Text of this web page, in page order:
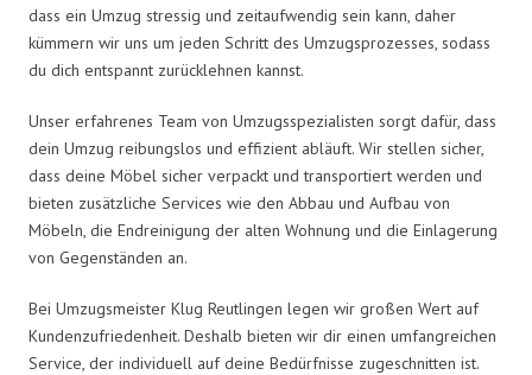
dass ein Umzug stressig und zeitaufwendig sein kann, daher
kümmern wir uns um jeden Schritt des Umzugsprozesses, sodass
du dich entspannt zurücklehnen kannst.
Unser erfahrenes Team von Umzugsspezialisten sorgt dafür, dass
dein Umzug reibungslos und effizient abläuft. Wir stellen sicher,
dass deine Möbel sicher verpackt und transportiert werden und
bieten zusätzliche Services wie den Abbau und Aufbau von
Möbeln, die Endreinigung der alten Wohnung und die Einlagerung
von Gegenständen an.
Bei Umzugsmeister Klug Reutlingen legen wir großen Wert auf
Kundenzufriedenheit. Deshalb bieten wir dir einen umfangreichen
Service, der individuell auf deine Bedürfnisse zugeschnitten ist.